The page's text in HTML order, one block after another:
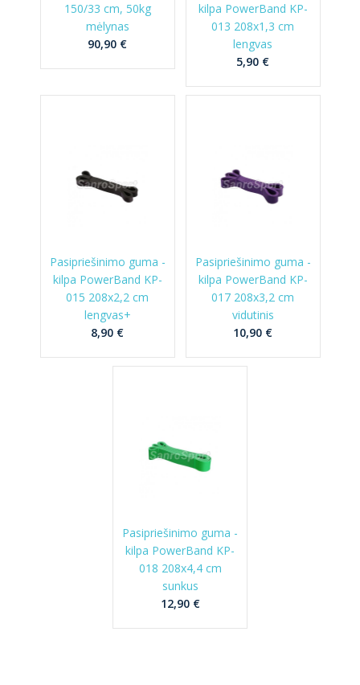
150/33 cm, 50kg
mėlynas
90,90 €
kilpa PowerBand KP-
013 208x1,3 cm
lengvas
5,90 €
Pasipriešinimo guma -
kilpa PowerBand KP-
015 208x2,2 cm
lengvas+
8,90 €
Pasipriešinimo guma -
kilpa PowerBand KP-
017 208x3,2 cm
vidutinis
10,90 €
Pasipriešinimo guma -
kilpa PowerBand KP-
018 208x4,4 cm
sunkus
12,90 €